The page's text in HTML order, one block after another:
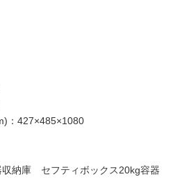
：427×485×1080
納庫 セフティボックス20kg容器